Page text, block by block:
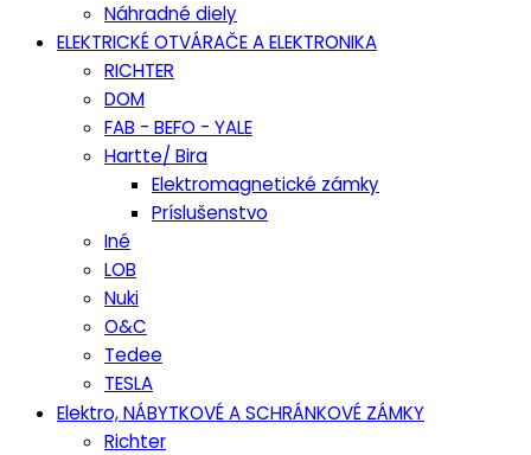
Náhradné diely
ELEKTRICKÉ OTVÁRAČE A ELEKTRONIKA
RICHTER
DOM
FAB - BEFO - YALE
Hartte/ Bira
Elektromagnetické zámky
Príslušenstvo
Iné
LOB
Nuki
O&C
Tedee
TESLA
Elektro, NÁBYTKOVÉ A SCHRÁNKOVÉ ZÁMKY
Richter